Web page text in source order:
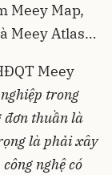
Meey Map,
Meey Atlas…
Meey
trong
đơn thuần là
là phải xây
nghệ có